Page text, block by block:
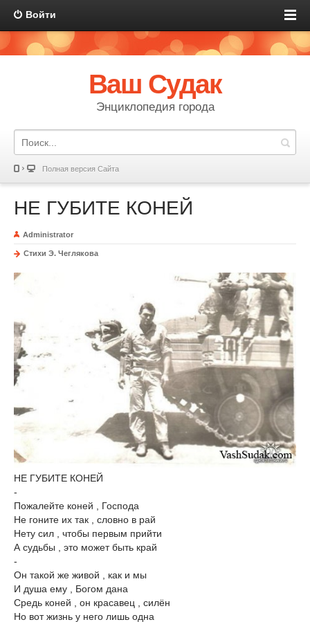
Войти
Ваш Судак
Энциклопедия города
Полная версия Сайта
НЕ ГУБИТЕ КОНЕЙ
Administrator
Стихи Э. Чеглякова
НЕ ГУБИТЕ КОНЕЙ
-
Пожалейте коней , Господа
Не гоните их так , словно в рай
Нету сил , чтобы первым прийти
А судьбы , это может быть край
-
Он такой же живой , как и мы
И душа ему , Богом дана
Средь коней , он красавец , силён
Но вот жизнь у него лишь одна